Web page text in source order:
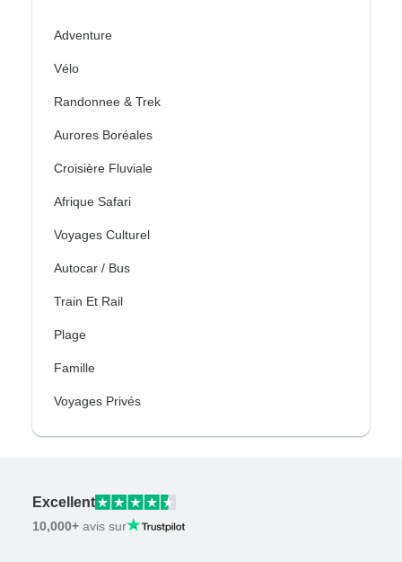
Adventure
Vélo
Randonnee & Trek
Aurores Boréales
Croisière Fluviale
Afrique Safari
Voyages Culturel
Autocar / Bus
Train Et Rail
Plage
Famille
Voyages Privés
Excellent
10,000+ avis sur